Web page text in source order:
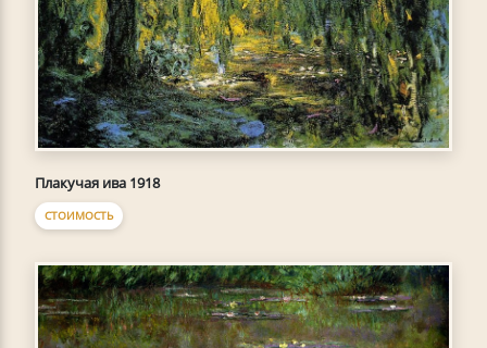
Плакучая ива 1918
СТОИМОСТЬ